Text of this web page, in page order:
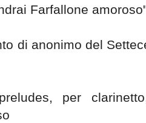
Farfallone
di anonimo del
per